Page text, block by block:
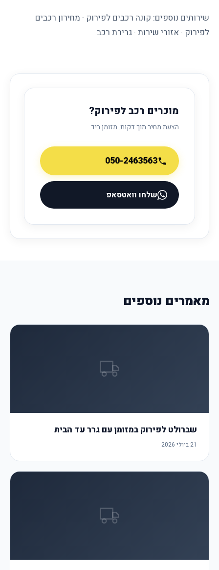
שירותים נוספים: קונה רכבים לפירוק · מחירון רכבים
לפירוק · אזורי שירות · גרירת רכב
מוכרים רכב לפירוק?
הצעת מחיר תוך דקות. מזומן ביד.
050-2463563
שלחו וואטסאפ
מאמרים נוספים
שברולט לפירוק במזומן עם גרר עד הבית
21 ביולי 2026